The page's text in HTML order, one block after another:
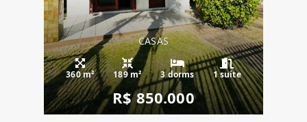
CASAS
360 m² 189 m² 3 dorms 1 suíte
R$ 850.000